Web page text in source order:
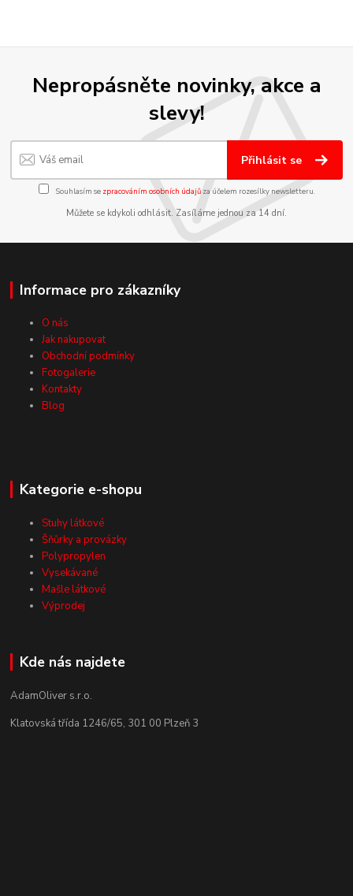
Nepropásněte novinky, akce a
slevy!
Přihlásit se
Souhlasím se zpracováním osobních údajůza účelem rozesílky newsletteru.
Můžete se kdykoli odhlásit. Zasíláme jednou za 14 dní.
Informace pro zákazníky
O nás
Jak nakupovat
Obchodní podmínky
Fotogalerie
Kontakty
Blog
Kategorie e-shopu
Stuhy látkové
Šňůrky a provázky
Polypropylen
Vysekávané
Mašle látkové
Výprodej
Kde nás najdete
AdamOliver s.r.o.
Klatovská třída 1246/65, 301 00 Plzeň 3